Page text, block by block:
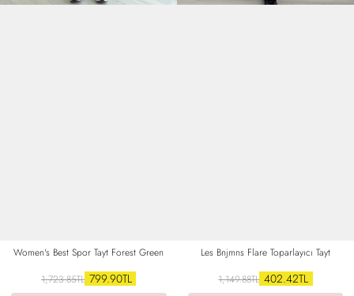
Women's Best Spor Tayt Forest Green
1,723.85TL 799.90TL
Les Bnjmns Flare Toparlayıcı Tayt
1,149.88TL 402.42TL